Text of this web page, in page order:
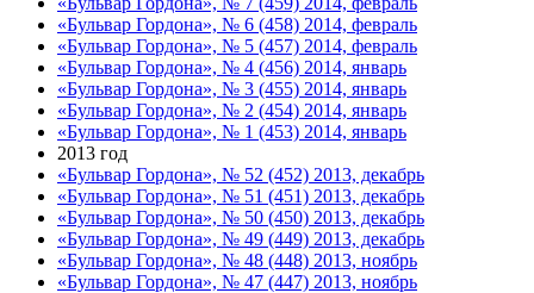
«Бульвар Гордона», № 6 (458) 2014, февраль
«Бульвар Гордона», № 5 (457) 2014, февраль
«Бульвар Гордона», № 4 (456) 2014, январь
«Бульвар Гордона», № 3 (455) 2014, январь
«Бульвар Гордона», № 2 (454) 2014, январь
«Бульвар Гордона», № 1 (453) 2014, январь
2013 год
«Бульвар Гордона», № 52 (452) 2013, декабрь
«Бульвар Гордона», № 51 (451) 2013, декабрь
«Бульвар Гордона», № 50 (450) 2013, декабрь
«Бульвар Гордона», № 49 (449) 2013, декабрь
«Бульвар Гордона», № 48 (448) 2013, ноябрь
«Бульвар Гордона», № 47 (447) 2013, ноябрь